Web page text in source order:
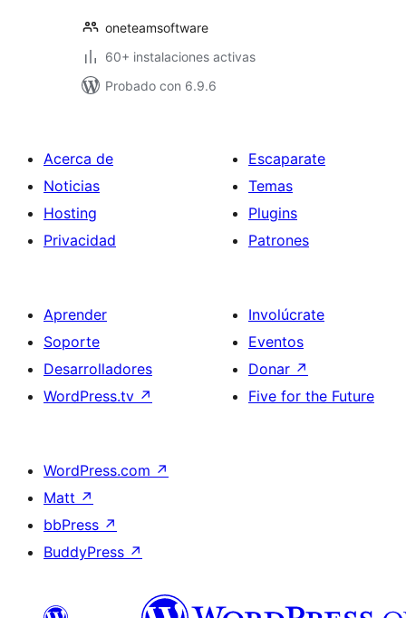
oneteamsoftware
60+ instalaciones activas
Probado con 6.9.6
Acerca de
Noticias
Hosting
Privacidad
Escaparate
Temas
Plugins
Patrones
Aprender
Soporte
Desarrolladores
WordPress.tv ↗
Involúcrate
Eventos
Donar ↗
Five for the Future
WordPress.com ↗
Matt ↗
bbPress ↗
BuddyPress ↗